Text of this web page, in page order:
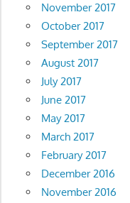
November 2017
October 2017
September 2017
August 2017
July 2017
June 2017
May 2017
March 2017
February 2017
December 2016
November 2016